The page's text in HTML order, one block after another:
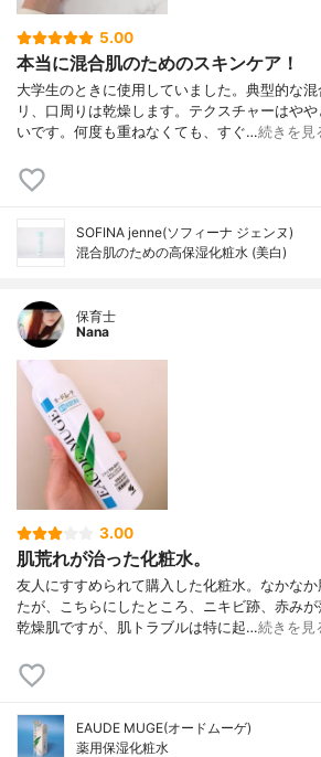
5.00
本当に混合肌のためのスキンケア！
大学生のときに使用していました。典型的な
リ、口周りは乾燥します。テクスチャーはや
いです。何度も重ねなくても、すぐ…続きを見
SOFINA jenne(ソフィーナ ジェンヌ)
混合肌のための高保湿化粧水 (美白)
保育士
Nana
3.00
肌荒れが治った化粧水。
友人にすすめられて購入した化粧水。なかな
たが、こちらにしたところ、ニキビ跡、赤み
乾燥肌ですが、肌トラブルは特に起…続きを見
EAUDE MUGE(オードムーゲ)
薬用保湿化粧水